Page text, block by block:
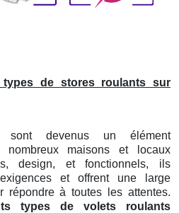
types de stores roulants sur
sont devenus un élément
nombreux maisons et locaux
design, et fonctionnels, ils
et offrent une large
répondre à toutes les attentes.
types de volets roulants